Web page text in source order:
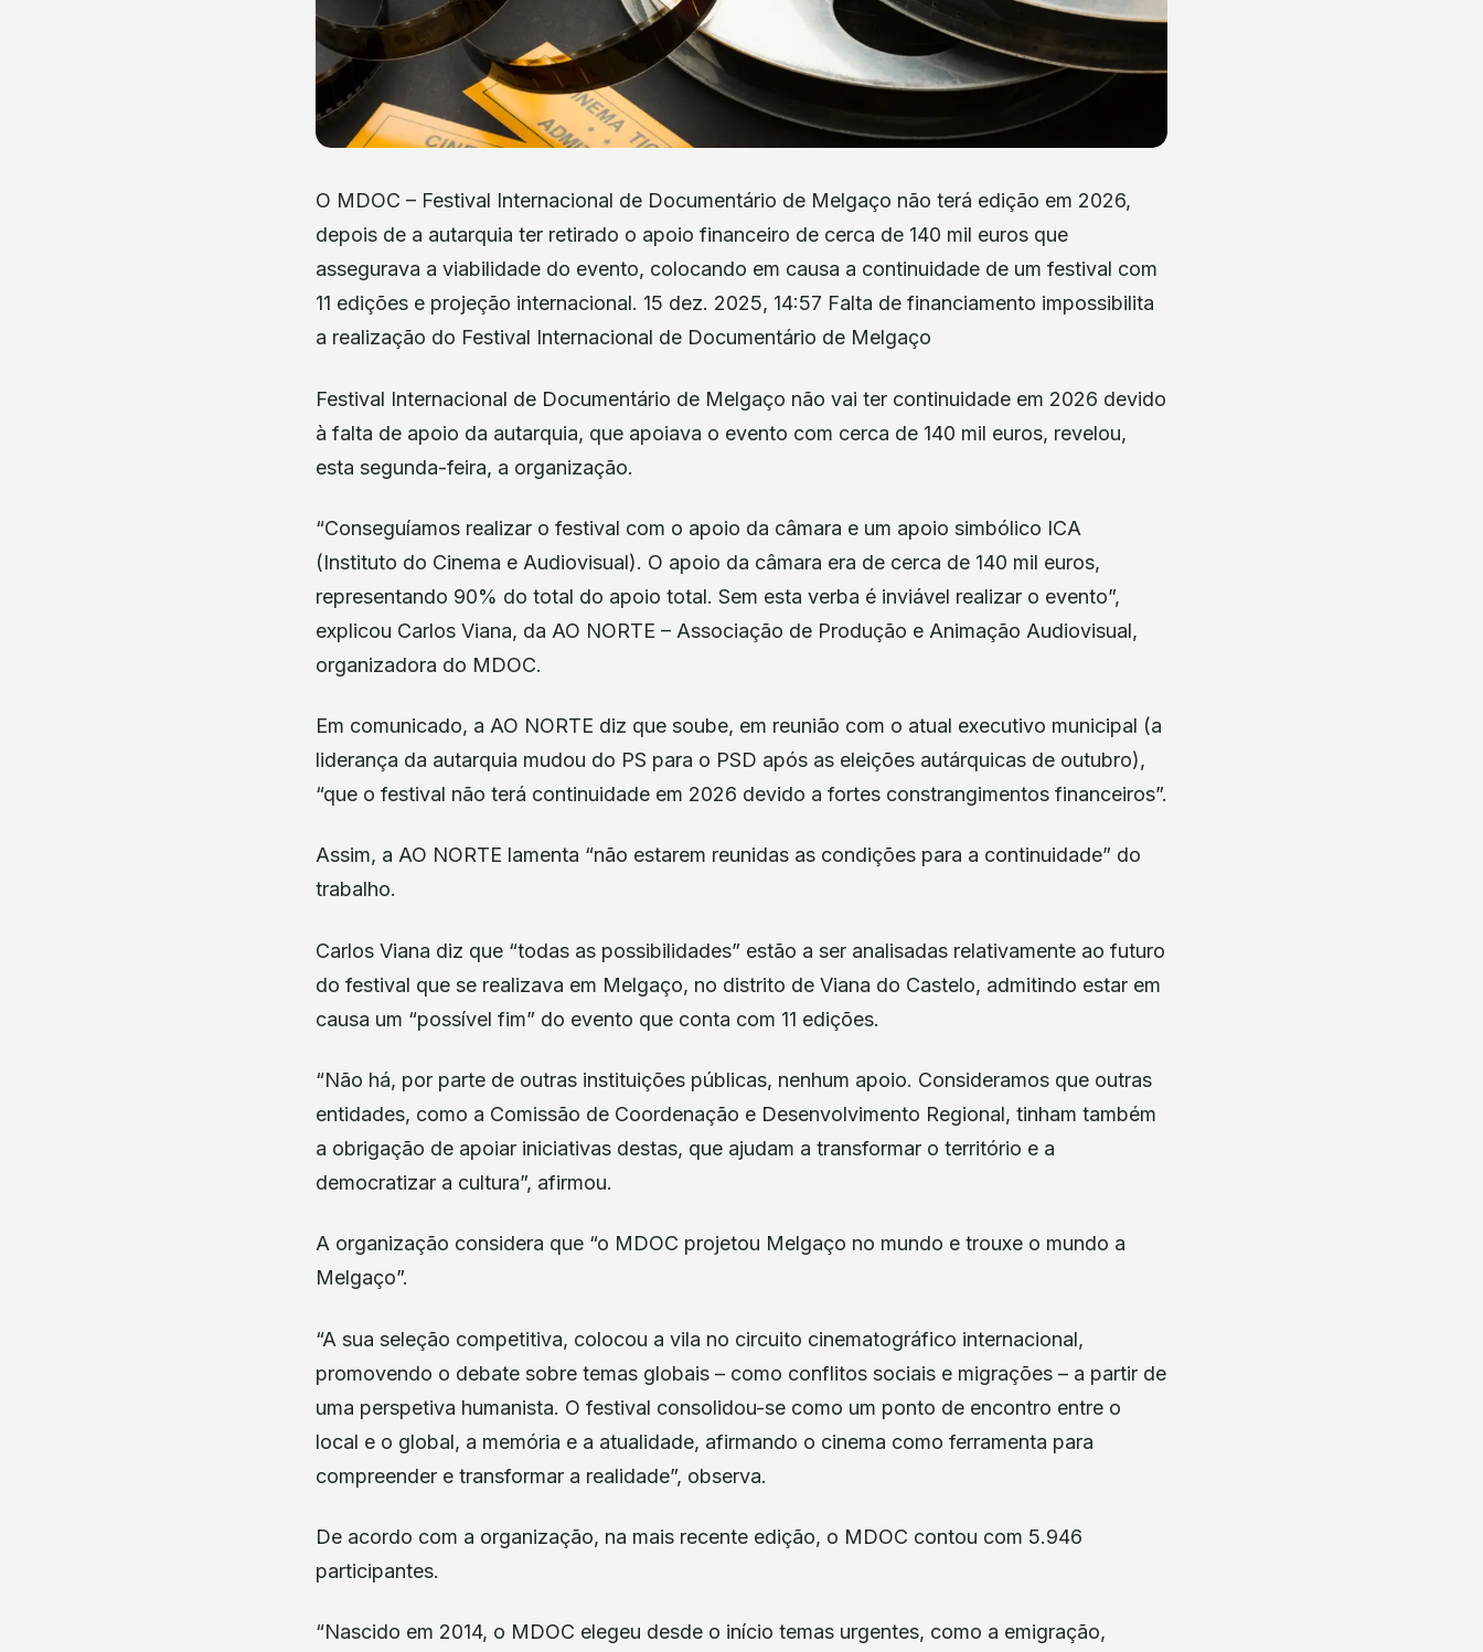
O MDOC – Festival Internacional de Documentário de Melgaço não terá edição em 2026,
depois de a autarquia ter retirado o apoio financeiro de cerca de 140 mil euros que
assegurava a viabilidade do evento, colocando em causa a continuidade de um festival com
11 edições e projeção internacional. 15 dez. 2025, 14:57 Falta de financiamento impossibilita
a realização do Festival Internacional de Documentário de Melgaço
Festival Internacional de Documentário de Melgaço não vai ter continuidade em 2026 devido
à falta de apoio da autarquia, que apoiava o evento com cerca de 140 mil euros, revelou,
esta segunda-feira, a organização.
“Conseguíamos realizar o festival com o apoio da câmara e um apoio simbólico ICA
(Instituto do Cinema e Audiovisual). O apoio da câmara era de cerca de 140 mil euros,
representando 90% do total do apoio total. Sem esta verba é inviável realizar o evento”,
explicou Carlos Viana, da AO NORTE – Associação de Produção e Animação Audiovisual,
organizadora do MDOC.
Em comunicado, a AO NORTE diz que soube, em reunião com o atual executivo municipal (a
liderança da autarquia mudou do PS para o PSD após as eleições autárquicas de outubro),
“que o festival não terá continuidade em 2026 devido a fortes constrangimentos financeiros”.
Assim, a AO NORTE lamenta “não estarem reunidas as condições para a continuidade” do
trabalho.
Carlos Viana diz que “todas as possibilidades” estão a ser analisadas relativamente ao futuro
do festival que se realizava em Melgaço, no distrito de Viana do Castelo, admitindo estar em
causa um “possível fim” do evento que conta com 11 edições.
“Não há, por parte de outras instituições públicas, nenhum apoio. Consideramos que outras
entidades, como a Comissão de Coordenação e Desenvolvimento Regional, tinham também
a obrigação de apoiar iniciativas destas, que ajudam a transformar o território e a
democratizar a cultura”, afirmou.
A organização considera que “o MDOC projetou Melgaço no mundo e trouxe o mundo a
Melgaço”.
“A sua seleção competitiva, colocou a vila no circuito cinematográfico internacional,
promovendo o debate sobre temas globais – como conflitos sociais e migrações – a partir de
uma perspetiva humanista. O festival consolidou-se como um ponto de encontro entre o
local e o global, a memória e a atualidade, afirmando o cinema como ferramenta para
compreender e transformar a realidade”, observa.
De acordo com a organização, na mais recente edição, o MDOC contou com 5.946
participantes.
“Nascido em 2014, o MDOC elegeu desde o início temas urgentes, como a emigração,